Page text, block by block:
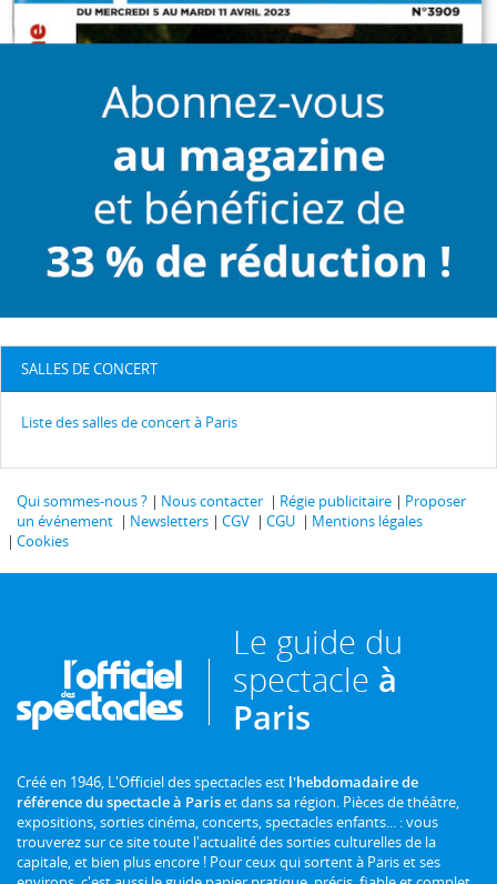
SALLES DE CONCERT
Liste des salles de concert à Paris
Qui sommes-nous ? Nous contacter Régie publicitaire
Proposer
un événement
Newsletters CGV CGU
Mentions légales
Cookies
Le guide du
spectacle à
Paris
Créé en 1946, L'Officiel des spectacles est l'hebdomadaire de
référence du spectacle à Pariset dans sa région. Pièces de théâtre,
expositions, sorties cinéma, concerts, spectacles enfants... : vous
trouverez sur ce site toute l'actualité des sorties culturelles de la
capitale, et bien plus encore ! Pour ceux qui sortent à Paris et ses